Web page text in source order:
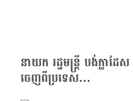
នាយក រដ្ឋមន្ត្រី បង់ក្លា
ចេញពីប្រទេស…